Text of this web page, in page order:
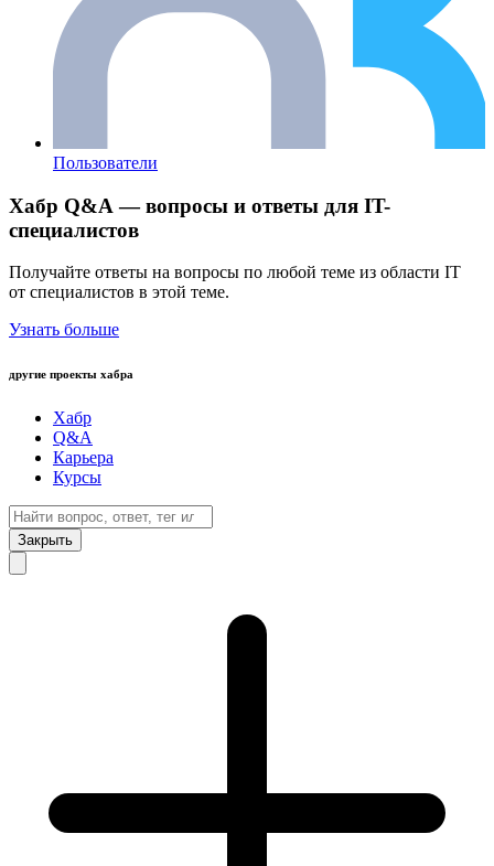
Пользователи
Хабр Q&A — вопросы и ответы для IT-
специалистов
Получайте ответы на вопросы по любой теме из области IT
от специалистов в этой теме.
Узнать больше
другие проекты хабра
Хабр
Q&A
Карьера
Курсы
Закрыть